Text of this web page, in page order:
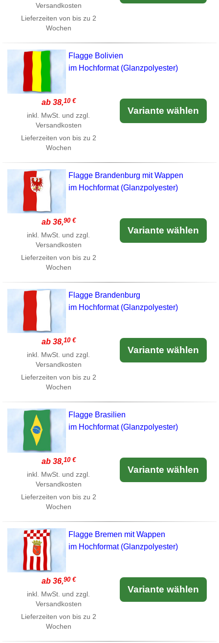
Versandkosten
Lieferzeiten von bis zu 2
Wochen
Flagge Bolivien
im Hochformat (Glanzpolyester)
ab 38,10 €
inkl. MwSt. und zzgl.
Versandkosten
Lieferzeiten von bis zu 2
Wochen
Variante wählen
Flagge Brandenburg mit Wappen
im Hochformat (Glanzpolyester)
ab 36,90 €
inkl. MwSt. und zzgl.
Versandkosten
Lieferzeiten von bis zu 2
Wochen
Variante wählen
Flagge Brandenburg
im Hochformat (Glanzpolyester)
ab 38,10 €
inkl. MwSt. und zzgl.
Versandkosten
Lieferzeiten von bis zu 2
Wochen
Variante wählen
Flagge Brasilien
im Hochformat (Glanzpolyester)
ab 38,10 €
inkl. MwSt. und zzgl.
Versandkosten
Lieferzeiten von bis zu 2
Wochen
Variante wählen
Flagge Bremen mit Wappen
im Hochformat (Glanzpolyester)
ab 36,90 €
inkl. MwSt. und zzgl.
Versandkosten
Lieferzeiten von bis zu 2
Wochen
Variante wählen